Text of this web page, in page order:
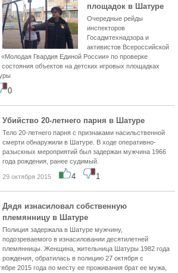
площадок в Шатуре
Очередные рейды
инспекторов
Госадмтехнадзора и
активистов Всероссийской
Гвардия Единой России» по проверке
объектов на детских игровых площадках
0
Убийство 20-летнего парня в Шатуре
Тело 20-летнего парня с признаками насильственной
смерти обнаружили в Шатуре. В ходе оперативно-
разыскных мероприятий был задержан мужчина 1966
года рождения, ранее судимый.
29 октября 2015 4 1
Дядя изнасиловал собственную
племянницу в Шатуре
Полиция задержала в Шатуре мужчину,
подозреваемого в изнасиловании десятилетней
племянницы. Женщина, жительница Шатуры 1982 года
рождения, обратилась в полицию 27 октября с
2015 года по месту ее проживания брат ее мужа,